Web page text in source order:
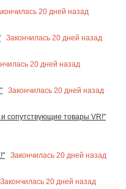
20 дней назад
Закончилась 20 дней назад
20 дней назад
Закончилась 20 дней назад
сопутствующие товары VR!"
Закончилась 20 дней назад
Закончилась 20 дней назад